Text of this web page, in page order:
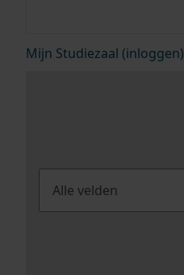
Mijn Studiezaal (inloggen)